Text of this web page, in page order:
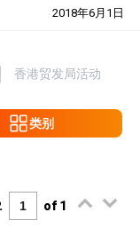
2018年6月1日
香港贸发局活动
类别
of 1